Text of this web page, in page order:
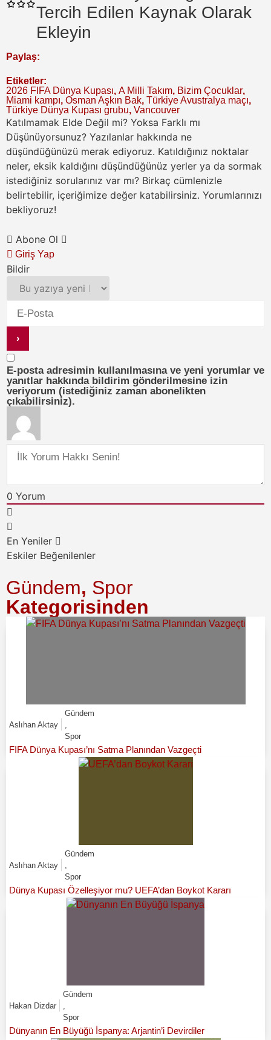
Tercih Edilen Kaynak Olarak
Ekleyin
Paylaş:
Etiketler:
2026 FIFA Dünya Kupası, A Milli Takım, Bizim Çocuklar,
Miami kampı, Osman Aşkın Bak, Türkiye Avustralya maçı,
Türkiye Dünya Kupası grubu, Vancouver
Katılmamak Elde Değil mi? Yoksa Farklı mı
Düşünüyorsunuz? Yazılanlar hakkında ne
düşündüğünüzü merak ediyoruz. Katıldığınız noktalar
neler, eksik kaldığını düşündüğünüz yerler ya da sormak
istediğiniz sorularınız var mı? Birkaç cümlenizle
belirtebilir, içeriğimize değer katabilirsiniz. Yorumlarınızı
bekliyoruz!
Abone Ol
Giriş Yap
Bildir
E-posta adresimin kullanılmasına ve yeni yorumlar ve
yanıtlar hakkında bildirim gönderilmesine izin
veriyorum (istediğiniz zaman abonelikten
çıkabilirsiniz).
0 Yorum
En Yeniler
Eskiler Beğenilenler
Gündem, Spor
Kategorisinden
Aslıhan Aktay
Gündem
Spor
FIFA Dünya Kupası’nı Satma Planından Vazgeçti
Aslıhan Aktay
Gündem
Spor
Dünya Kupası Özelleşiyor mu? UEFA’dan Boykot Kararı
Hakan Dizdar
Gündem
Spor
Dünyanın En Büyüğü İspanya: Arjantin’i Devirdiler